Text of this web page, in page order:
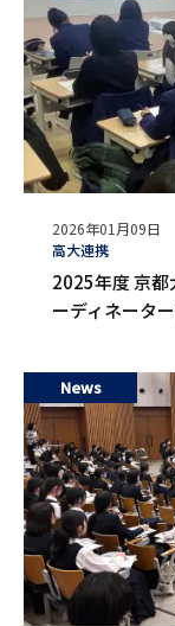
公
開
日
2026年01月09日
タ
グ
高大連携
2025年度 京都
ーディネータ
News